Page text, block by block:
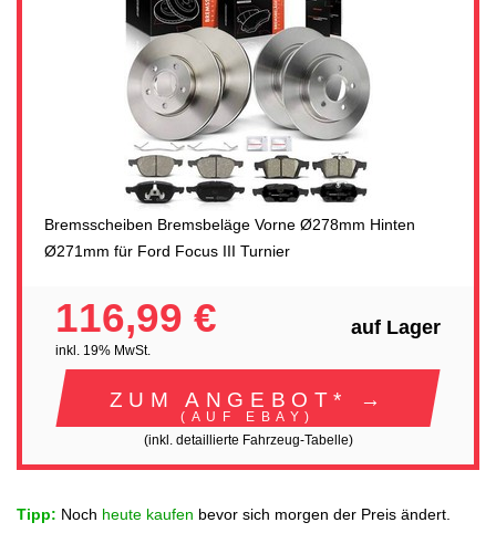
Bremsscheiben Bremsbeläge Vorne Ø278mm Hinten
Ø271mm für Ford Focus III Turnier
116,99 €
inkl. 19% MwSt.
auf Lager
ZUM ANGEBOT* →
(AUF EBAY)
(inkl. detaillierte Fahrzeug-Tabelle)
Tipp: Noch heute kaufen bevor sich morgen der Preis ändert.